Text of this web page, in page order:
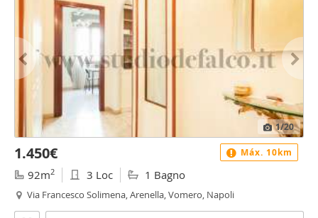
1/20
1.450€
92m2 3 Loc 1 Bagno
Via Francesco Solimena, Arenella, Vomero, Napoli
Máx. 10km